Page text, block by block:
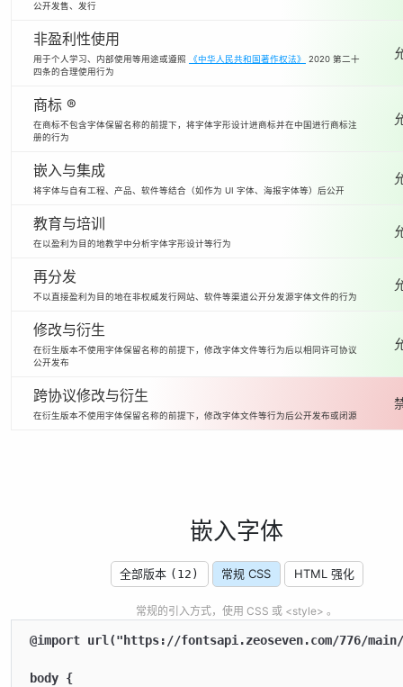
公开发售、发行
非盈利性使用
用于个人学习、内部使用等用途或遵照 《中华人民共和国著作权法》
2020 第二十
四条的合理使用行为
商标 ®
在商标不包含字体保留名称的前提下，将字体字形设计进商标并在中国进行商标注
册的行为
嵌入与集成
将字体与自有工程、产品、软件等结合（如作为 UI 字体、海报字体等）后公开
教育与培训
在以盈利为目的地教学中分析字体字形设计等行为
再分发
不以直接盈利为目的地在非权威发行网站、软件等渠道公开分发源字体文件的行为
修改与衍生
在衍生版本不使用字体保留名称的前提下，修改字体文件等行为后以相同许可协议
公开发布
跨协议修改与衍生
在衍生版本不使用字体保留名称的前提下，修改字体文件等行为后公开发布或闭源
嵌入字体
全部版本 (12) 常规 CSS HTML 强化
常规的引入方式，使用 CSS 或 <style> 。
@import url("https://fontsapi.zeoseven.com/776/
body {